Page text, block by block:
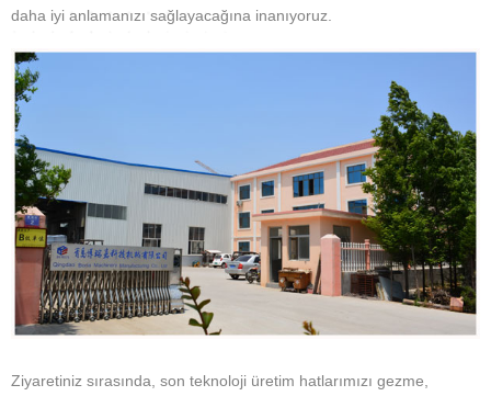
daha iyi anlamanızı sağlayacağına inanıyoruz.
Ziyaretiniz sırasında, son teknoloji üretim hatlarımızı gezme,